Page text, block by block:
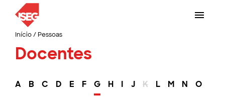
Início/ Pessoas
Docentes
A B C D E F G H I J K L M N O